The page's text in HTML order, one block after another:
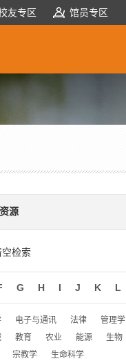
友专区 馆员专区
源
空检索
G H I J K L
电子与通讯 法律 管理学
教育 农业 能源 生物
宗教学 生命科学